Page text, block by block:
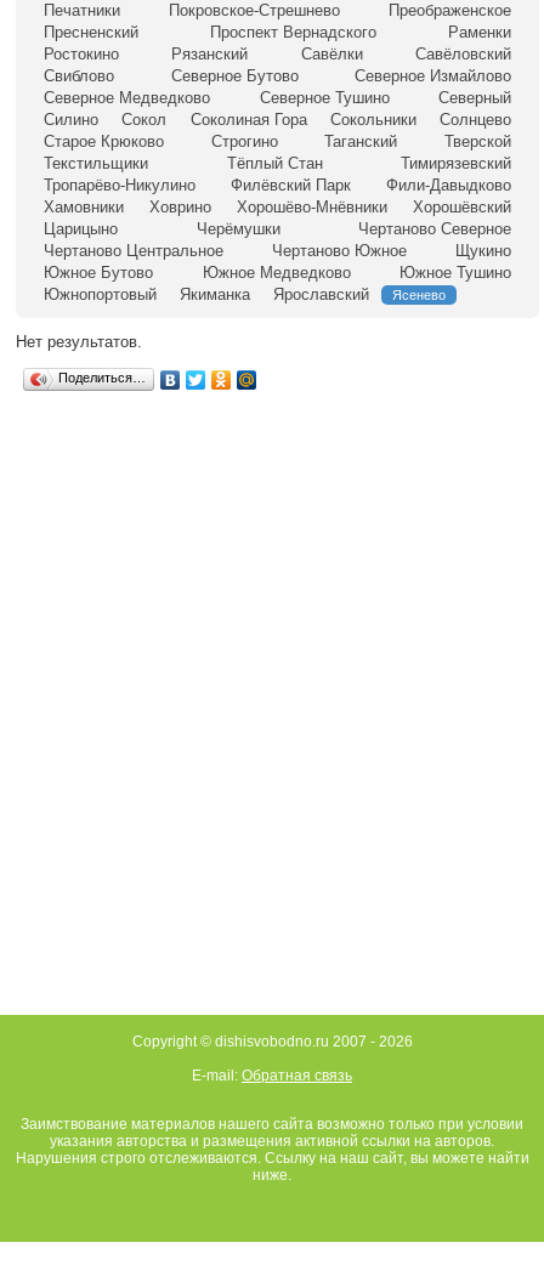
Печатники
Покровское-Стрешнево
Преображенское
Пресненский
Проспект Вернадского
Раменки
Ростокино
Рязанский Савёлки
Савёловский
Свиблово
Северное Бутово
Северное Измайлово
Северное Медведково
Северное Тушино
Северный
Силино
Сокол Соколиная Гора Сокольники
Солнцево
Старое Крюково
Строгино Таганский
Тверской
Текстильщики
Тёплый Стан
Тимирязевский
Тропарёво-Никулино
Филёвский Парк
Фили-Давыдково
Хамовники
Ховрино Хорошёво-Мнёвники
Хорошёвский
Царицыно
Черёмушки
Чертаново Северное
Чертаново Центральное
Чертаново Южное
Щукино
Южное Бутово
Южное Медведково
Южное Тушино
Южнопортовый
Якиманка Ярославский Ясенево
Нет результатов.
Поделиться…
Copyright © dishisvobodno.ru 2007 - 2026
E-mail: Обратная связь
Заимствование материалов нашего сайта возможно только при условии
указания авторства и размещения активной ссылки на авторов.
Нарушения строго отслеживаются. Ссылку на наш сайт, вы можете найти
ниже.